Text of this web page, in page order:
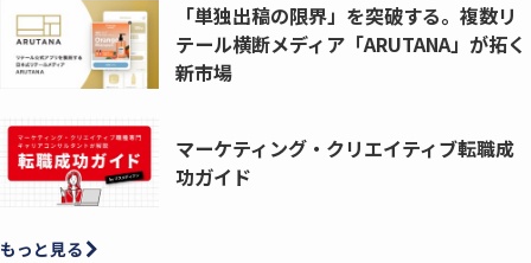
「単独出稿の限界」を突破する。複数リ
テール横断メディア「ARUTANA」が拓く
新市場
マーケティング・クリエイティブ転職成
功ガイド
もっと見る